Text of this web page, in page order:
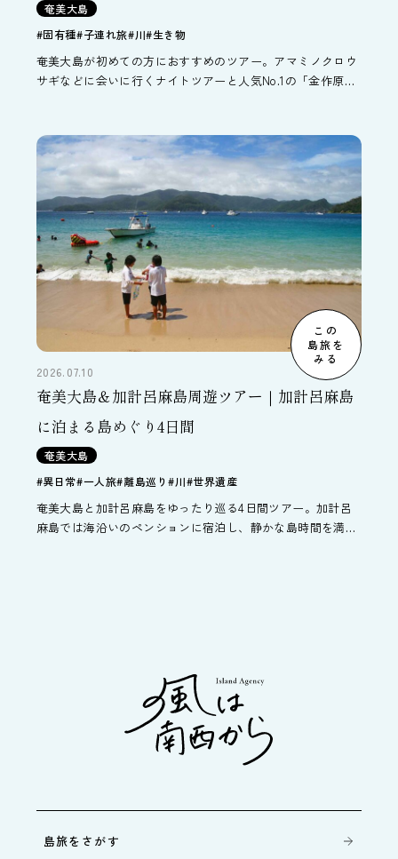
奄美大島
#固有種#子連れ旅#川#生き物
奄美大島が初めての方におすすめのツアー。アマミノクロウ
サギなどに会いに行くナイトツアーと人気No.1の「金作原散
この
島旅を
みる
2026.07.10
奄美大島＆加計呂麻島周遊ツアー｜加計呂麻島
に泊まる島めぐり4日間
奄美大島
#異日常#一人旅#離島巡り#川#世界遺産
奄美大島と加計呂麻島をゆったり巡る4日間ツアー。加計呂
麻島では海沿いのペンションに宿泊し、静かな島時間を満
島旅をさがす